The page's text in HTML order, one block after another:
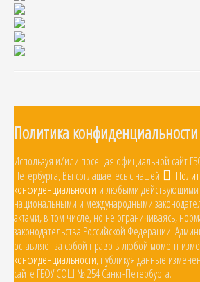
Политика конфиденциальности
Используя и/или посещая официальной сайт
Петербурга, Вы соглашаетесь с нашей
конфиденциальности и любыми
национальными и международными
актами, в том числе, но не ограничиваясь,
законодательства Российской Федерации.
оставляет за собой право в любой момент
конфиденциальности, публикуя данные
сайте ГБОУ СОШ № 254 Санкт-Петербурга.